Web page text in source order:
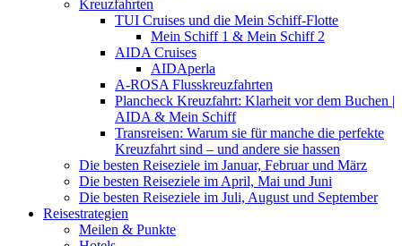
Kreuzfahrten
TUI Cruises und die Mein Schiff-Flotte
Mein Schiff 1 & Mein Schiff 2
AIDA Cruises
AIDAperla
A-ROSA Flusskreuzfahrten
Plancheck Kreuzfahrt: Klarheit vor dem Buchen |
AIDA & Mein Schiff
Transreisen: Warum sie für manche die perfekte
Kreuzfahrt sind – und andere sie hassen
Die besten Reiseziele im Januar, Februar und März
Die besten Reiseziele im April, Mai und Juni
Die besten Reiseziele im Juli, August und September
Reisestrategien
Meilen & Punkte